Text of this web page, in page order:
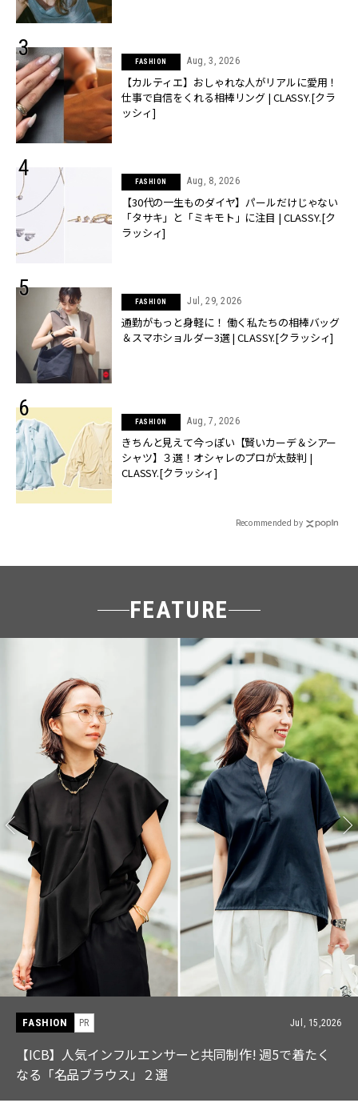
FASHION Aug, 3, 2026
【カルティエ】おしゃれな人がリアルに愛用！
仕事で自信をくれる相棒リング | CLASSY.[クラ
ッシィ]
FASHION Aug, 8, 2026
【30代の一生ものダイヤ】パールだけじゃない
「タサキ」と「ミキモト」に注目 | CLASSY.[ク
ラッシィ]
FASHION Jul, 29, 2026
通勤がもっと身軽に！ 働く私たちの相棒バッグ
＆スマホショルダー3選 | CLASSY.[クラッシィ]
FASHION Aug, 7, 2026
きちんと見えて今っぽい【賢いカーデ＆シアー
シャツ】３選！オシャレのプロが太鼓判 |
CLASSY.[クラッシィ]
Recommended by
FEATURE
FASHION PR Jul, 15,2026
【ICB】人気インフルエンサーと共同制作! 週5で着たく
なる「名品ブラウス」２選